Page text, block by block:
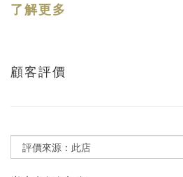
了解更多
顧客評價